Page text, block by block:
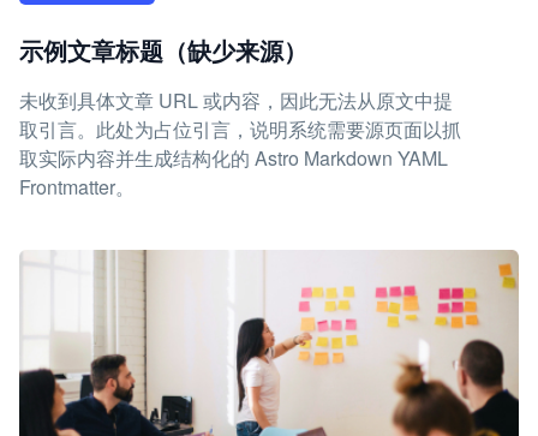
示例文章标题（缺少来源）
未收到具体文章 URL 或内容，因此无法从原文中提
取引言。此处为占位引言，说明系统需要源页面以抓
取实际内容并生成结构化的 Astro Markdown YAML
Frontmatter。